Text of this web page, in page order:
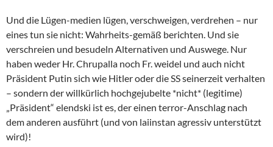
Und die Lügen-medien lügen, verschweigen, verdrehen – nur
eines tun sie nicht: Wahrheits-gemäß berichten. Und sie
verschreien und besudeln Alternativen und Auswege. Nur
haben weder Hr. Chrupalla noch Fr. weidel und auch nicht
Präsident Putin sich wie Hitler oder die SS seinerzeit verhalten
– sondern der willkürlich hochgejubelte *nicht* (legitime)
„Präsident“ elendski ist es, der einen terror-Anschlag nach
dem anderen ausführt (und von laiinstan agressiv unterstützt
wird)!